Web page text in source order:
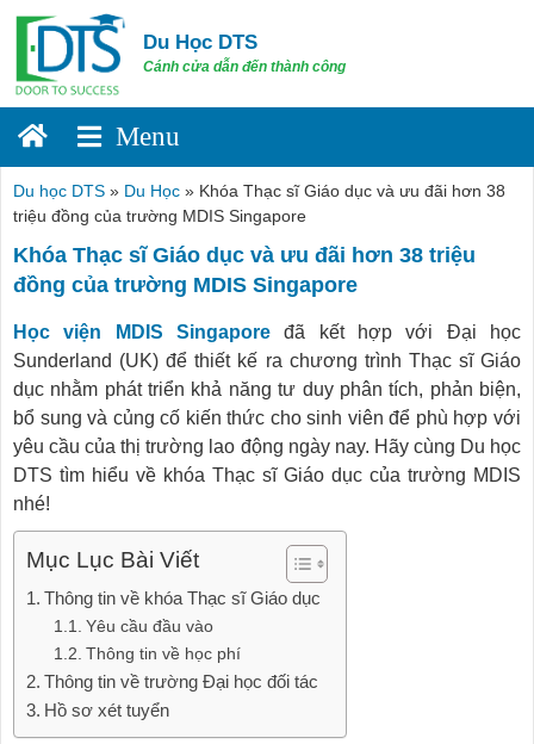
Du Học DTS
Cánh cửa dẫn đến thành công
Du học DTS » Du Học » Khóa Thạc sĩ Giáo dục và ưu đãi hơn 38
triệu đồng của trường MDIS Singapore
Khóa Thạc sĩ Giáo dục và ưu đãi hơn 38 triệu
đồng của trường MDIS Singapore
Học viện MDIS Singapore đã kết hợp với Đại học
Sunderland (UK) để thiết kế ra chương trình Thạc sĩ Giáo
dục nhằm phát triển khả năng tư duy phân tích, phản biện,
bổ sung và củng cố kiến thức cho sinh viên để phù hợp với
yêu cầu của thị trường lao động ngày nay. Hãy cùng Du học
DTS tìm hiểu về khóa Thạc sĩ Giáo dục của trường MDIS
nhé!
Mục Lục Bài Viết
Thông tin về khóa Thạc sĩ Giáo dục
Yêu cầu đầu vào
Thông tin về học phí
Thông tin về trường Đại học đối tác
Hồ sơ xét tuyển